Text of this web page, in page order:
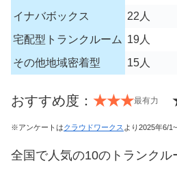
イナバボックス
22人
宅配型トランクルーム 19人
その他地域密着型
15人
おすすめ度： ★★★最有力
※アンケートはクラウドワークスより2025年6/
全国で人気の10のトランク